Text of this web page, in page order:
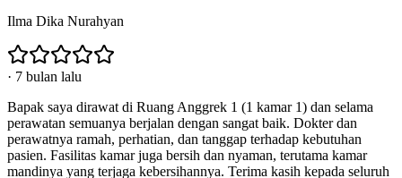
Ilma Dika Nurahyan
· 7 bulan lalu
Bapak saya dirawat di Ruang Anggrek 1 (1 kamar 1) dan selama
perawatan semuanya berjalan dengan sangat baik. Dokter dan
perawatnya ramah, perhatian, dan tanggap terhadap kebutuhan
pasien. Fasilitas kamar juga bersih dan nyaman, terutama kamar
mandinya yang terjaga kebersihannya. Terima kasih kepada seluruh